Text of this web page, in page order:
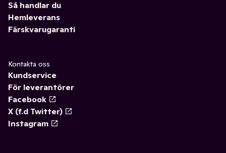
Så handlar du
Hemleverans
Färskvarugaranti
Kontakta oss
Kundservice
För leverantörer
Facebook
X (f.d Twitter)
Instagram